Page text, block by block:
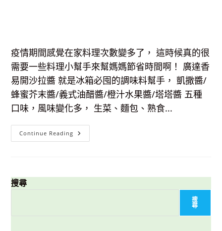
疫情期間感覺在家料理次數變多了， 這時候真的很
需要一些料理小幫手來幫媽媽節省時間啊！ 廣達香
易開沙拉醬 就是冰箱必囤的調味料幫手， 凱撒醬/
蜂蜜芥末醬/義式油醋醬/橙汁水果醬/塔塔醬 五種
口味，風味變化多， 生菜、麵包、熟食...
Continue Reading 【簡
易
香
搜尋
搜
尋